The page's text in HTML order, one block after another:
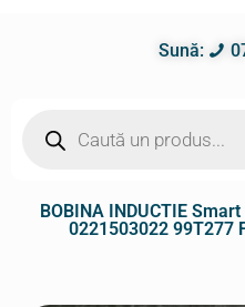
Sună:
BOBINA INDUCTIE
0221503022 99T277